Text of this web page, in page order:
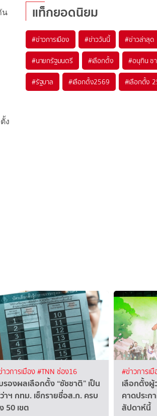
น
ง
แท็กยอดนิยม
#ข่าวการเมือง #ข่าววันนี้ #ข่าวล่าสุด
#นายกรัฐมนตรี #เลือกตั้ง #อนุทิน ช
#รัฐบาล #เลือกตั้ง2569 #เลือกตั้ง
าวการเมือง#TNN ช่อง16
รองผลเลือกตั้ง “ชัชชาติ” เป็น
าฯ กทม. เช็กรายชื่อส.ก. ครบ
50 เขต
#ข่าวการเมื
เลือกตั้งผู้
คาดประก
สัปดาห์นี้